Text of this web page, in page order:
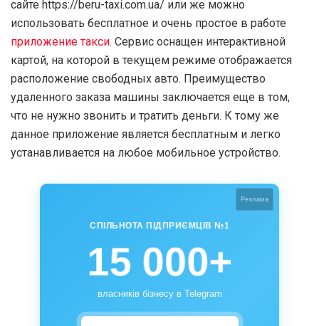
сайте https://beru-taxi.com.ua/ или же можно
использовать бесплатное и очень простое в работе
приложение такси. Сервис оснащен интерактивной
картой, на которой в текущем режиме отображается
расположение свободных авто. Преимущество
удаленного заказа машины заключается еще в том,
что не нужно звонить и тратить деньги. К тому же
данное приложение является бесплатным и легко
устанавливается на любое мобильное устройство.
Реклама
СПІЛЬНОТА ПІДПРИЄМЦІВ №1
15 000+
власників бізнесу в Telegram